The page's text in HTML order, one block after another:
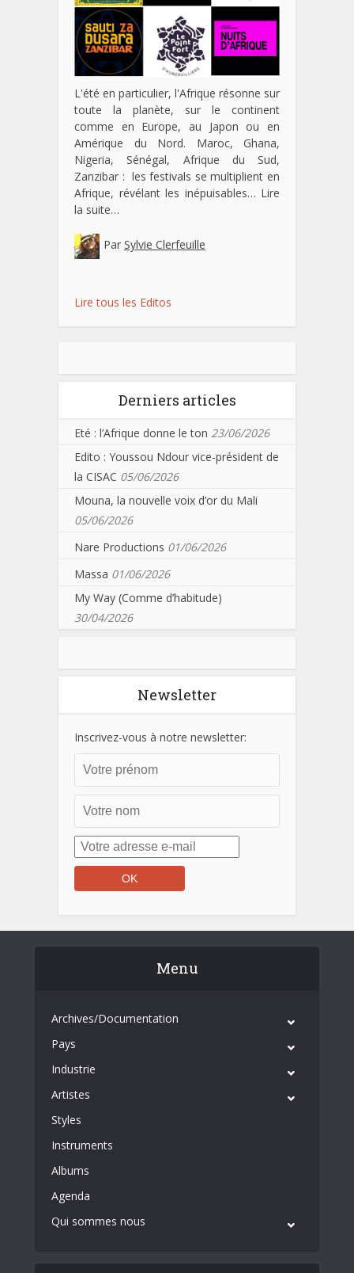
L'été en particulier, l'Afrique résonne sur
toute la planète, sur le continent
comme en Europe, au Japon ou en
Amérique du Nord. Maroc, Ghana,
Nigeria, Sénégal, Afrique du Sud,
Zanzibar : les festivals se multiplient en
Afrique, révélant les inépuisables… Lire
la suite…
Par Sylvie Clerfeuille
Lire tous les Editos
Derniers articles
Eté : l’Afrique donne le ton 23/06/2026
Edito : Youssou Ndour vice-président de
la CISAC 05/06/2026
Mouna, la nouvelle voix d’or du Mali
05/06/2026
Nare Productions 01/06/2026
Massa 01/06/2026
My Way (Comme d’habitude)
30/04/2026
Newsletter
Inscrivez-vous à notre newsletter:
Menu
Archives/Documentation
Pays
Industrie
Artistes
Styles
Instruments
Albums
Agenda
Qui sommes nous